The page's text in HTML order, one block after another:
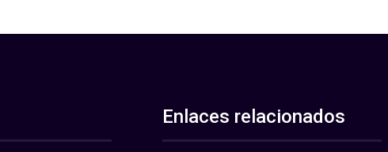
Enlaces relacionados